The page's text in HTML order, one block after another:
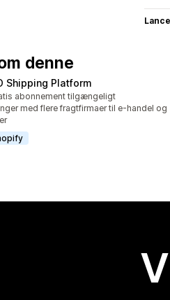
denne
Shipping Platform
i altabonnement tilgængeligt
med flere fragtfirmaer til e-handel og